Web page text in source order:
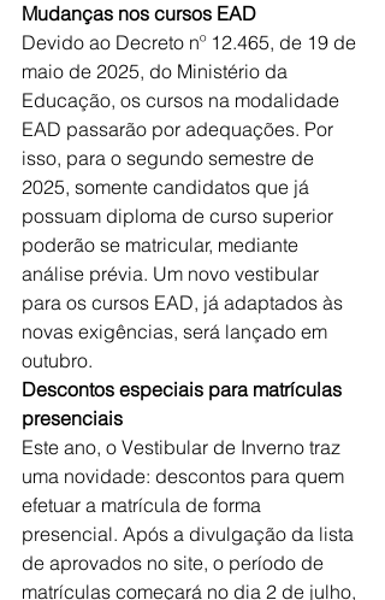
Mudanças nos cursos EAD
Devido ao Decreto nº 12.465, de 19 de
maio de 2025, do Ministério da
Educação, os cursos na modalidade
EAD passarão por adequações. Por
isso, para o segundo semestre de
2025, somente candidatos que já
possuam diploma de curso superior
poderão se matricular, mediante
análise prévia. Um novo vestibular
para os cursos EAD, já adaptados às
novas exigências, será lançado em
outubro.
Descontos especiais para matrículas
presenciais
Este ano, o Vestibular de Inverno traz
uma novidade: descontos para quem
efetuar a matrícula de forma
presencial. Após a divulgação da lista
de aprovados no site, o período de
matrículas começará no dia 2 de julho,